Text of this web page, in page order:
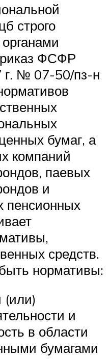
строго
ФСФР
г. № 07-50/пз-н
бумаг, а
компаний
паевых
и
пенсионных
средств.
нормативы:
(или)
и
в области
бумагами